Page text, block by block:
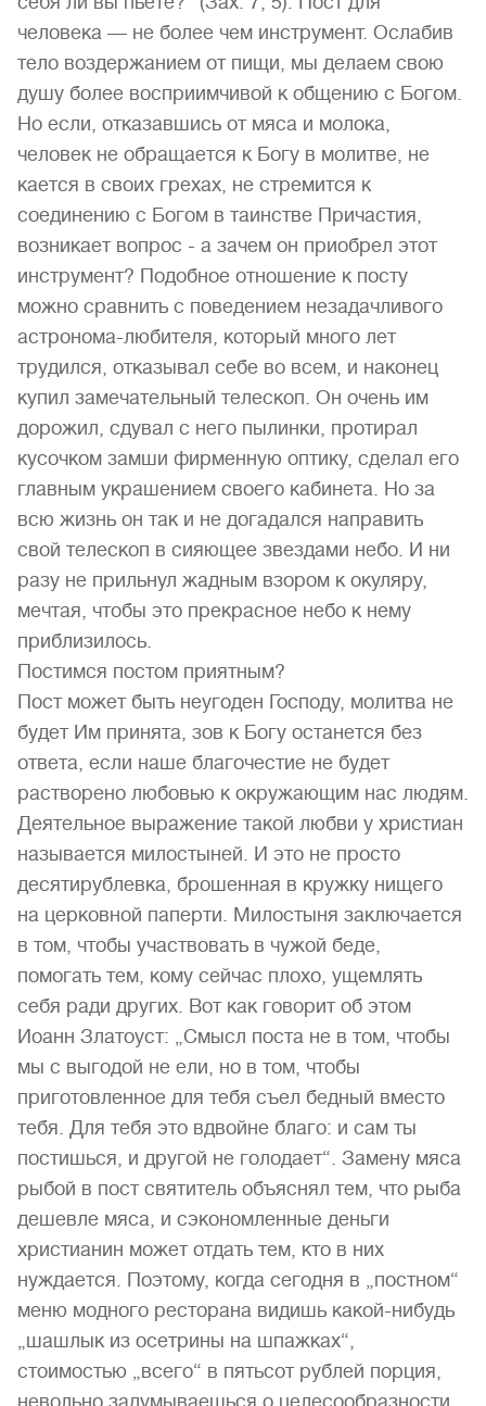
человека — не более чем инструмент. Ослабив
тело воздержанием от пищи, мы делаем свою
душу более восприимчивой к общению с Богом.
Но если, отказавшись от мяса и молока,
человек не обращается к Богу в молитве, не
кается в своих грехах, не стремится к
соединению с Богом в таинстве Причастия,
возникает вопрос - а зачем он приобрел этот
инструмент? Подобное отношение к посту
можно сравнить с поведением незадачливого
астронома-любителя, который много лет
трудился, отказывал себе во всем, и наконец
купил замечательный телескоп. Он очень им
дорожил, сдувал с него пылинки, протирал
кусочком замши фирменную оптику, сделал его
главным украшением своего кабинета. Но за
всю жизнь он так и не догадался направить
свой телескоп в сияющее звездами небо. И ни
разу не прильнул жадным взором к окуляру,
мечтая, чтобы это прекрасное небо к нему
приблизилось.
Постимся постом приятным?
Пост может быть неугоден Господу, молитва не
будет Им принята, зов к Богу останется без
ответа, если наше благочестие не будет
растворено любовью к окружающим нас людям.
Деятельное выражение такой любви у христиан
называется милостыней. И это не просто
десятирублевка, брошенная в кружку нищего
на церковной паперти. Милостыня заключается
в том, чтобы участвовать в чужой беде,
помогать тем, кому сейчас плохо, ущемлять
себя ради других. Вот как говорит об этом
Иоанн Златоуст: „Смысл поста не в том, чтобы
мы с выгодой не ели, но в том, чтобы
приготовленное для тебя съел бедный вместо
тебя. Для тебя это вдвойне благо: и сам ты
постишься, и другой не голодает“. Замену мяса
рыбой в пост святитель объяснял тем, что рыба
дешевле мяса, и сэкономленные деньги
христианин может отдать тем, кто в них
нуждается. Поэтому, когда сегодня в „постном“
меню модного ресторана видишь какой-нибудь
„шашлык из осетрины на шпажках“,
стоимостью „всего“ в пятьсот рублей порция,
невольно задумываешься о целесообразности